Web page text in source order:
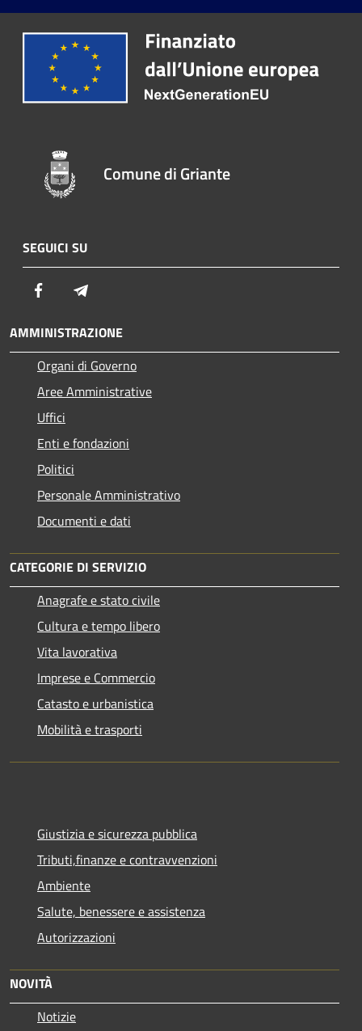
Comune di Griante
SEGUICI SU
Facebook
AMMINISTRAZIONE
Organi di Governo
Aree Amministrative
Uffici
Enti e fondazioni
Politici
Personale Amministrativo
Documenti e dati
CATEGORIE DI SERVIZIO
Anagrafe e stato civile
Cultura e tempo libero
Vita lavorativa
Imprese e Commercio
Catasto e urbanistica
Mobilità e trasporti
Giustizia e sicurezza pubblica
Tributi,finanze e contravvenzioni
Ambiente
Salute, benessere e assistenza
Autorizzazioni
NOVITÀ
Notizie